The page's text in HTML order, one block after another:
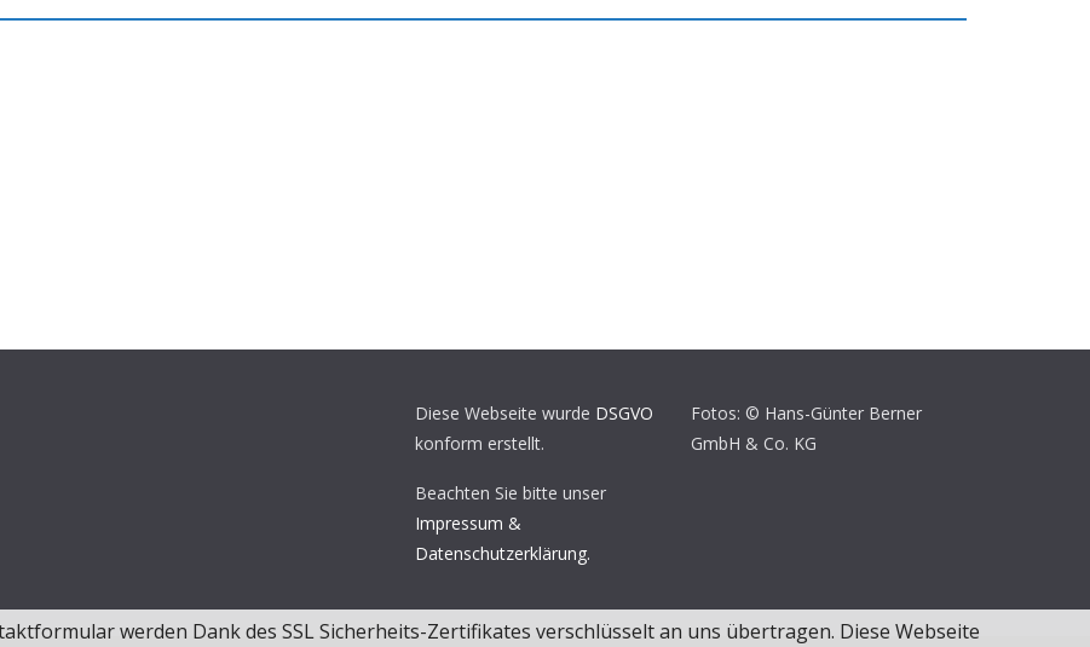
Diese Webseite wurde DSGVO
konform erstellt.
Beachten Sie bitte unser
Impressum &
Datenschutzerklärung.
Fotos: © Hans-Günter Berner
GmbH & Co. KG
werden Dank des SSL Sicherheits-Zertifikates verschlüsselt an uns übertragen. Diese Webseite